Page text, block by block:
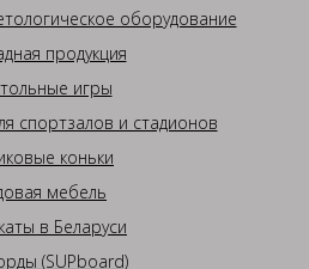
оборудование
продукция
игры
спортзалов и стадионов
коньки
мебель
в Беларуси
(SUPboard)